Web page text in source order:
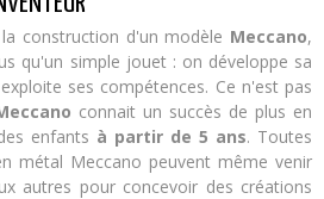
construction d'un modèle Meccano,
qu'un simple jouet : on développe sa
ses compétences. Ce n'est pas
connait un succès de plus en
enfants à partir de 5 ans. Toutes
métal Meccano peuvent même venir
autres pour concevoir des créations